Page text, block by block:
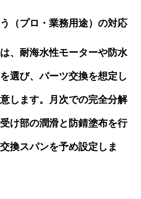
（プロ・業務用途）の対応
、耐海水性モーターや防水
選び、パーツ交換を想定し
します。月次での完全分解
け部の潤滑と防錆塗布を行
換スパンを予め設定しま